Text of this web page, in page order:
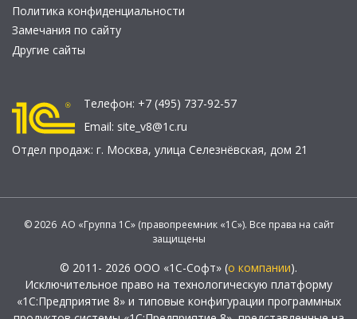
Политика конфиденциальности
Замечания по сайту
Другие сайты
Телефон: +7 (495) 737-92-57
Email: site_v8@1c.ru
Отдел продаж: г. Москва, улица Селезнёвская, дом 21
© 2026 АО «Группа 1С» (правопреемник «1С»). Все права на сайт
защищены
© 2011- 2026 ООО «1С-Софт» (о компании).
Исключительное право на технологическую платформу
«1С:Предприятие 8» и типовые конфигурации программных